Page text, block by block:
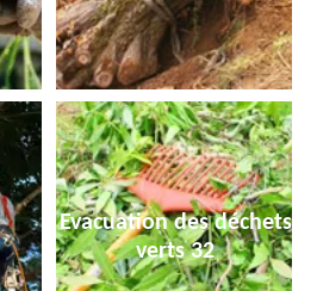
Evacuation des déchets
verts 32